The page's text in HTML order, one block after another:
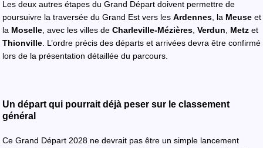
Les deux autres étapes du Grand Départ doivent permettre de
poursuivre la traversée du Grand Est vers les Ardennes , la Meuse et
la Moselle , avec les villes de Charleville-Mézières Verdun Metz et
Thionville . L’ordre précis des départs et arrivées devra être confirmé
lors de la présentation détaillée du parcours.
Un départ qui pourrait déjà peser sur le classement
général
Ce Grand Départ 2028 ne devrait pas être un simple lancement